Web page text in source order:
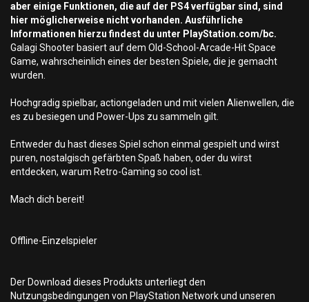
aber einige Funktionen, die auf der PS4 verfügbar sind, sind
hier möglicherweise nicht vorhanden. Ausführliche
Informationen hierzu findest du unter PlayStation.com/bc.
Galagi Shooter basiert auf dem Old-School-Arcade-Hit Space
Game, wahrscheinlich eines der besten Spiele, die je gemacht
wurden.
Hochgradig spielbar, actiongeladen und mit vielen Alienwellen, die
es zu besiegen und Power-Ups zu sammeln gilt.
Entweder du hast dieses Spiel schon einmal gespielt und wirst
puren, nostalgisch gefärbten Spaß haben, oder du wirst
entdecken, warum Retro-Gaming so cool ist.
Mach dich bereit!
Offline-Einzelspieler
Der Download dieses Produkts unterliegt den
Nutzungsbedingungen von PlayStation Network und unseren